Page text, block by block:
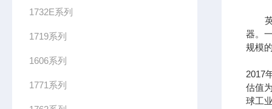
1732E系列
1719系列
1606系列
1771系列
英文
器。
规模
2017
估值
球工